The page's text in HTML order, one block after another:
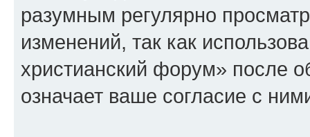
разумным регулярно
изменений, так как
христианский форум» после
означает ваше согласие с